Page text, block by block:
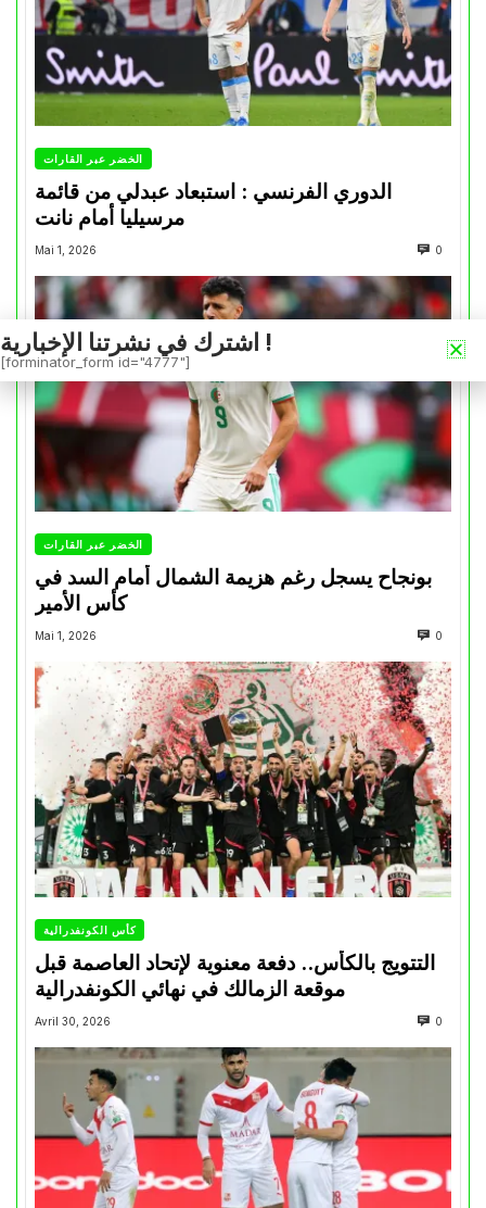
الخضر عبر القارات
الدوري الفرنسي : استبعاد عبدلي من قائمة
مرسيليا أمام نانت
Mai 1, 2026 0
الخضر عبر القارات
بونجاح يسجل رغم هزيمة الشمال أمام السد في
كأس الأمير
Mai 1, 2026 0
كأس الكونفدرالية
التتويج بالكأس.. دفعة معنوية لإتحاد العاصمة قبل
موقعة الزمالك في نهائي الكونفدرالية
Avril 30, 2026 0
اشترك في نشرتنا الإخبارية !
[forminator_form id="4777"]